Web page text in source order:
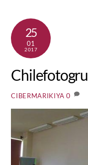
25
01
2017
CIBERMARIKIYA 0